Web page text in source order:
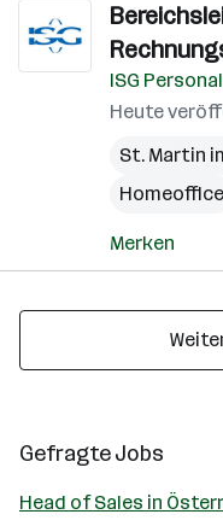
ISG
Heute
St. Martin
Homeoffice
Merken
Gefragte Jobs
Head of Sales in